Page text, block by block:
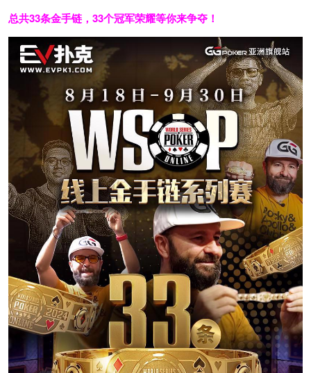
总共33条金手链，33个冠军荣耀等你来争夺！